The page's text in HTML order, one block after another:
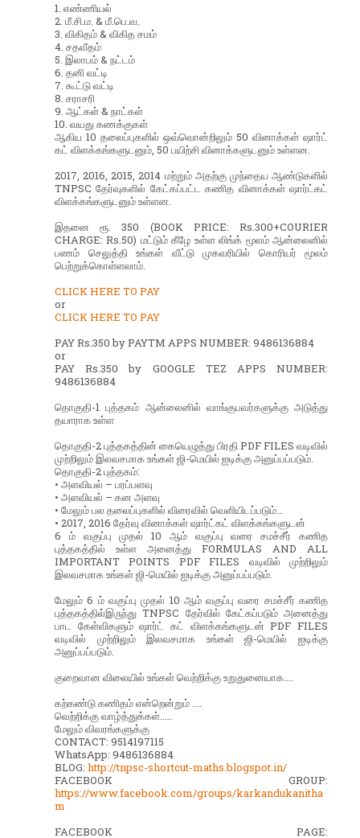
1. எண்ணியல்
2. மீ.சி.ம. & மீ.பெ.வ.
3. விகிதம் & விகித சமம்
4. சதவீதம்
5. இலாபம் & நட்டம்
6. தனி வட்டி
7. கூட்டு வட்டி
8. சராசரி
9. ஆட்கள் & நாட்கள்
10. வயது கணக்குகள்
ஆகிய 10 தலைப்புகளில் ஒவ்வொன்றிலும் 50 வினாக்கள் ஷார்ட்
கட் விளக்கங்களுடனும், 50 பயிற்சி வினாக்களுடனும் உள்ளன.
2017, 2016, 2015, 2014 மற்றும் அதற்கு முந்தைய ஆண்டுகளில்
TNPSC தேர்வுகளில் கேட்கப்பட்ட கணித வினாக்கள் ஷார்ட்கட்
விளக்கங்களுடனும் உள்ளன.
இதனை ரூ. 350 (BOOK PRICE: Rs.300+COURIER
CHARGE: Rs.50) மட்டும் கீழே உள்ள லிங்க் மூலம் ஆன்லைனில்
பணம் செலுத்தி உங்கள் வீட்டு முகவரியில் கொரியர் மூலம்
பெற்றுக்கொள்ளலாம்.
CLICK HERE TO PAY
or
CLICK HERE TO PAY
PAY Rs.350 by PAYTM APPS NUMBER: 9486136884
or
PAY Rs.350 by GOOGLE TEZ APPS NUMBER:
9486136884
தொகுதி-1 புத்தகம் ஆன்லைனில் வாங்குபவர்களுக்கு அடுத்து
தயாராக உள்ள
தொகுதி-2 புத்தகத்தின் கையெழுத்து பிரதி PDF FILES வடிவில்
முற்றிலும் இலவசமாக உங்கள் ஜி-மெயில் ஐடிக்கு அனுப்பப்படும்.
தொகுதி-2 புத்தகம்:
• அளவியல் – பரப்பளவு
• அளவியல் – கன அளவு
• மேலும் பல தலைப்புகளில் விரைவில் வெளியிடப்படும்…
• 2017, 2016 தேர்வு வினாக்கள் ஷார்ட்கட் விளக்கங்களுடன்
6 ம் வகுப்பு முதல் 10 ஆம் வகுப்பு வரை சமச்சீர் கணித
புத்தகத்தில் உள்ள அனைத்து FORMULAS AND ALL
IMPORTANT POINTS PDF FILES வடிவில் முற்றிலும்
இலவசமாக உங்கள் ஜி-மெயில் ஐடிக்கு அனுப்பப்படும்.
மேலும் 6 ம் வகுப்பு முதல் 10 ஆம் வகுப்பு வரை சமச்சீர் கணித
புத்தகத்தில்இருந்து TNPSC தேர்வில் கேட்கப்படும் அனைத்து
பாட கேள்விகளும் ஷார்ட் கட் விளக்கங்களுடன் PDF FILES
வடிவில் முற்றிலும் இலவசமாக உங்கள் ஜி-மெயில் ஐடிக்கு
அனுப்பப்படும்.
குறைவான விலையில் உங்கள் வெற்றிக்கு உறுதுனையாக....
கற்கண்டு கணிதம் என்றென்றும் ....
வெற்றிக்கு வாழ்த்துக்கள்.....
மேலும் விவரங்களுக்கு
CONTACT: 9514197115
WhatsApp: 9486136884
BLOG: http://tnpsc-shortcut-maths.blogspot.in/
FACEBOOK GROUP:
https://www.facebook.com/groups/karkandukanitha
m
FACEBOOK PAGE: